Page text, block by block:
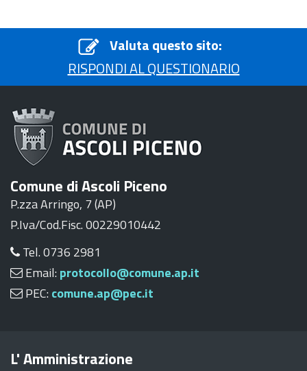
Valuta questo sito:
RISPONDI AL QUESTIONARIO
Comune di Ascoli Piceno
P.zza Arringo, 7 (AP)
P.Iva/Cod.Fisc. 00229010442
Tel. 0736 2981
Email: protocollo@comune.ap.it
PEC: comune.ap@pec.it
L' Amministrazione